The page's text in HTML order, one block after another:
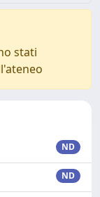
stati
ND
ND